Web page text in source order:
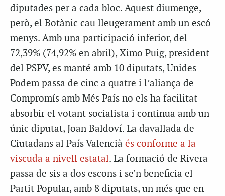
diputades per a cada bloc. Aquest diumenge,
però, el Botànic cau lleugerament amb un escó
menys. Amb una participació inferior, del
72,39% (74,92% en abril), Ximo Puig, president
del PSPV, es manté amb 10 diputats, Unides
Podem passa de cinc a quatre i l’aliança de
Compromís amb Més País no els ha facilitat
absorbir el votant socialista i continua amb un
únic diputat, Joan Baldoví. La davallada de
Ciutadans al País Valencià és conforme a la
viscuda a nivell estatal. La formació de Rivera
passa de sis a dos escons i se’n beneficia el
Partit Popular, amb 8 diputats, un més que en